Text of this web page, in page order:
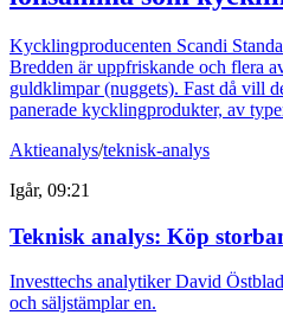
Kycklingproducenten Scandi
Bredden är uppfriskande och flera
guldklimpar (nuggets). Fast då vill
panerade kycklingprodukter, av
Aktieanalys/teknisk-analys
Igår, 09:21
Teknisk analys: Köp
Investtechs analytiker David
och säljstämplar en.